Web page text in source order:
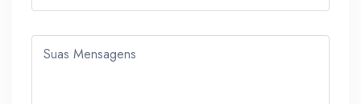
Suas Mensagens